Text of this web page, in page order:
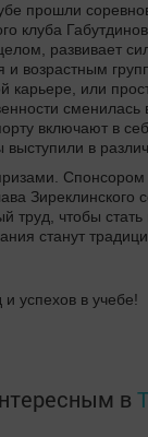
прошли
клуба
развивает
и возрастным
карьере, или
сменилась
включают в
в
Зиреклинского
труд, чтобы
станут
успехов в учебе!
в